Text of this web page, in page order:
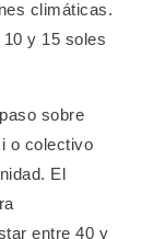
climáticas.
y 15 soles
sobre
o colectivo
El
entre 40 y